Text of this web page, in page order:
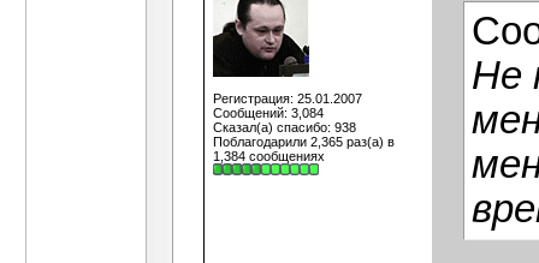
Регистрация: 25.01.2007
Сообщений: 3,084
Сказал(а) спасибо: 938
Поблагодарили 2,365 раз(а) в
1,384 сообщениях
Не